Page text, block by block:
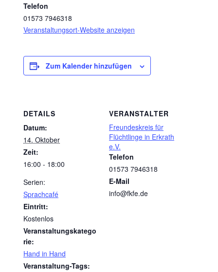
Telefon
01573 7946318
Veranstaltungsort-Website anzeigen
Zum Kalender hinzufügen
DETAILS
Datum:
14. Oktober
Zeit:
16:00 - 18:00
Serien:
Sprachcafé
Eintritt:
Kostenlos
Veranstaltungskatego
rie:
Hand in Hand
Veranstaltung-Tags:
VERANSTALTER
Freundeskreis für
Flüchtlinge in Erkrath
e.V.
Telefon
01573 7946318
E-Mail
info@fkfe.de